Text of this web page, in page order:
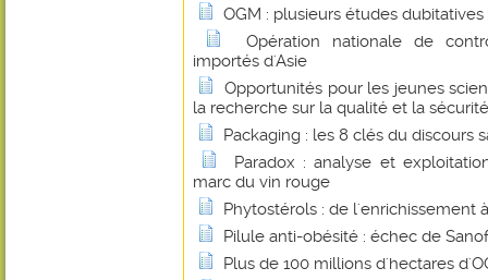
OGM : plusieurs études dubitatives
Opération nationale de
importés d'Asie
Opportunités pour les jeunes
la recherche sur la qualité et la
Packaging : les 8 clés du discours
Paradox : analyse et
marc du vin rouge
Phytostérols : de l'enrichissement
Pilule anti-obésité : échec de
Plus de 100 millions d'hectares